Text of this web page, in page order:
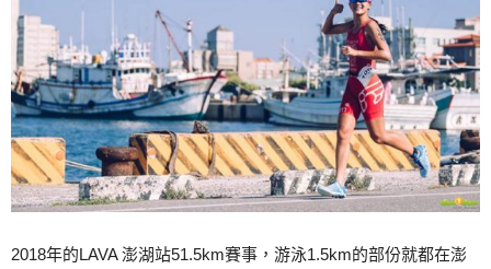
2018年的LAVA 澎湖站51.5km賽事，游泳1.5km的部份就都在澎